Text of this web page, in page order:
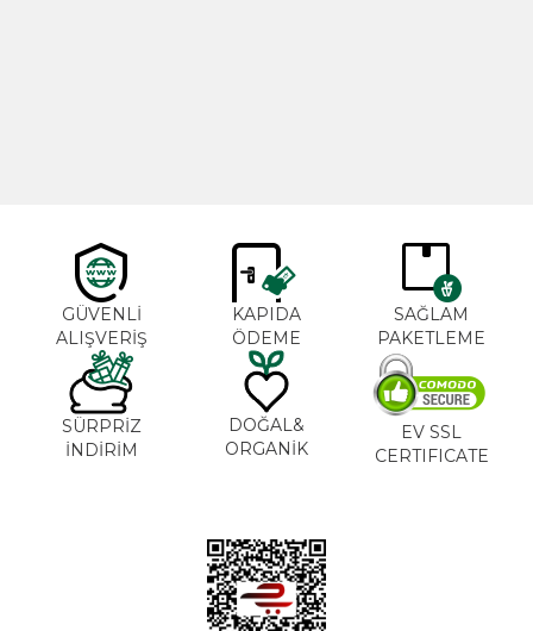
GÜVENLİ
ALIŞVERİŞ
KAPIDA
ÖDEME
SAĞLAM
PAKETLEME
SÜRPRİZ
İNDİRİM
DOĞAL&
ORGANİK
EV SSL
CERTIFICATE